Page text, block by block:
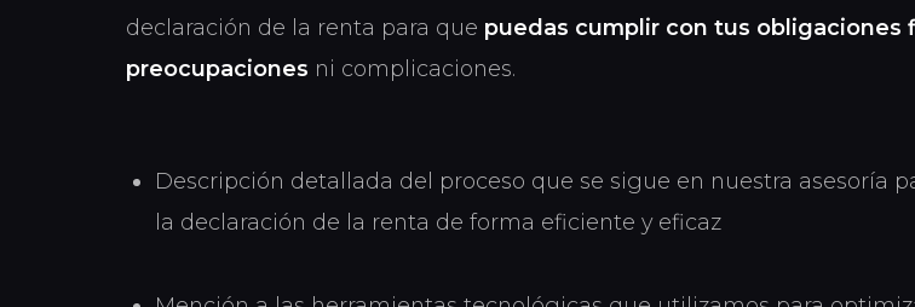
declaración de la renta para que puedas cumplir con tus obligaciones
preocupaciones ni complicaciones.
Descripción detallada del proceso que se sigue en nuestra asesoría
la declaración de la renta de forma eficiente y eficaz